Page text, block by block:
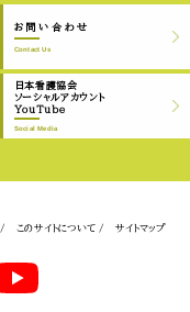
お問い合わせ
Contact Us
日本看護協会
ソーシャルアカウント
YouTube
Social Media
/ このサイトについて / サイトマップ